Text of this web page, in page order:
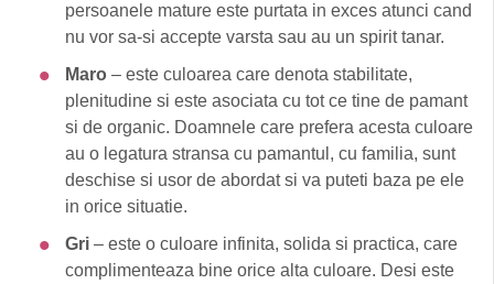
persoanele mature este purtata in exces atunci cand
nu vor sa-si accepte varsta sau au un spirit tanar.
Maro – este culoarea care denota stabilitate,
plenitudine si este asociata cu tot ce tine de pamant
si de organic. Doamnele care prefera acesta culoare
au o legatura stransa cu pamantul, cu familia, sunt
deschise si usor de abordat si va puteti baza pe ele
in orice situatie.
Gri – este o culoare infinita, solida si practica, care
complimenteaza bine orice alta culoare. Desi este